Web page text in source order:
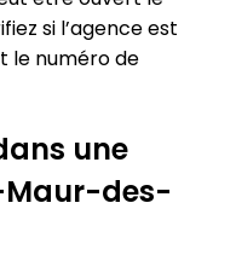
si l’agence est
le numéro de
une
Maur-des-